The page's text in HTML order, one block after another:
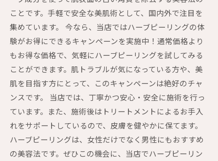
ことです。手軽で安全な美肌術として、国内外で注目を
集めています。 今なら、当店ではハーブピーリングの体
験がお得にできるキャンペーンを実施中！通常価格より
もお得な価格で、気軽にハーブピーリングを試してみる
ことができます。肌トラブルが気になっている方や、美
肌を目指す方にとって、このキャンペーンは絶好のチャ
ンスです。 当店では、丁寧かつ安心・安全に施術を行っ
ています。また、施術後はトリートメントによるお手入
れをサポートしているので、皮膚を健やかに保てます。
ハーブピーリングは、女性だけでなく男性にもおすすめ
の美容法です。ぜひこの機会に、当店でハーブピーリン